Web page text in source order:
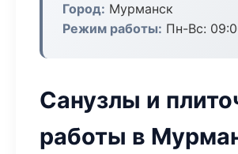
Город: Мурманск
Режим работы: Пн-Вс:
Санузлы и
работы в